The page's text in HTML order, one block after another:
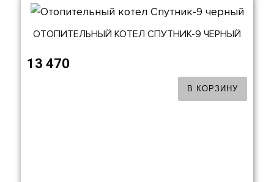
ОТОПИТЕЛЬНЫЙ КОТЕЛ СПУТНИК-9 ЧЕРНЫЙ
13 470
В КОРЗИНУ